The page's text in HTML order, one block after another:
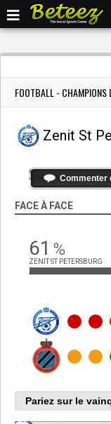
FOOTBALL - CHAMPIONS
Commenter
FACE À FACE
61 %
ZENIT ST PETERSBURG
Pariez sur le